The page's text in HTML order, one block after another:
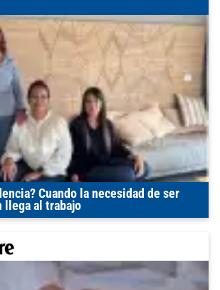
Cuando la necesidad de ser
llega al trabajo